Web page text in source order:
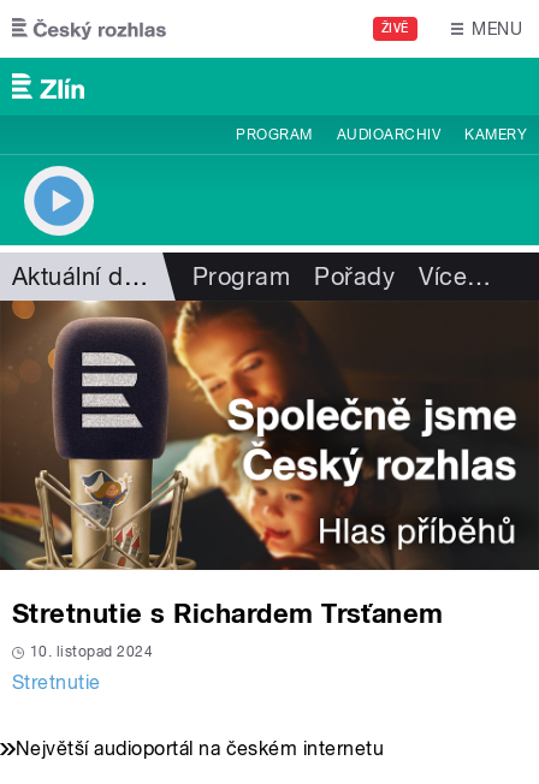
Přejít k hlavnímu obsahu
ŽIVĚ MENU
PROGRAM AUDIOARCHIV KAMERY
Aktuální dění Program Pořady Více…
Stretnutie s Richardem Trsťanem
10. listopad 2024
Stretnutie
Největší audioportál na českém internetu